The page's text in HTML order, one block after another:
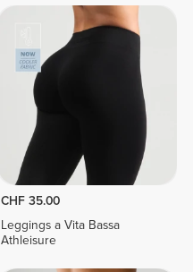
CHF 35.00
Leggings a Vita Bassa
Athleisure